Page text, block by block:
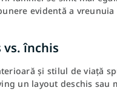
evidentă a
vs. închis
și stilul de viață
un layout deschis sau